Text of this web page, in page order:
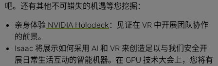
吧。还有其他不可错失的机遇等您挖掘：
亲身体验 NVIDIA Holodeck ：见证在 VR 中开展团队协作
的前景。
Isaac 将展示如何采用 AI 和 VR 来创造足以与我们安全开
展日常生活互动的智能机器。在 GPU 技术大会上，您将有